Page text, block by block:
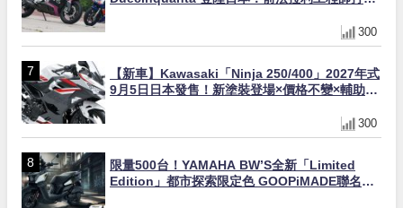
300
【新車】Kawasaki「Ninja 250/400」2027年式
9月5日日本發售！新塗裝登場×價格不變×輔助滑
300
限量500台！YAMAHA BW’S全新「Limited
Edition」都市探索限定色 GOOPiMADE聯名包